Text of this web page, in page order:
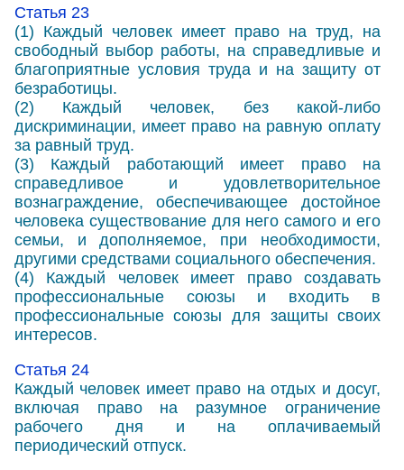
Статья 23
(1) Каждый человек имеет право на труд, на
свободный выбор работы, на справедливые и
благоприятные условия труда и на защиту от
безработицы.
(2) Каждый человек, без какой-либо
дискриминации, имеет право на равную оплату
за равный труд.
(3) Каждый работающий имеет право на
справедливое и удовлетворительное
вознаграждение, обеспечивающее достойное
человека существование для него самого и его
семьи, и дополняемое, при необходимости,
другими средствами социального обеспечения.
(4) Каждый человек имеет право создавать
профессиональные союзы и входить в
профессиональные союзы для защиты своих
интересов.
Статья 24
Каждый человек имеет право на отдых и досуг,
включая право на разумное ограничение
рабочего дня и на оплачиваемый
периодический отпуск.